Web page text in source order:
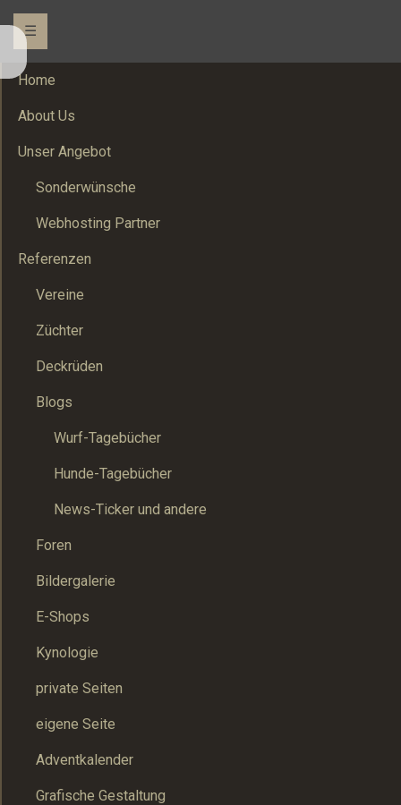
☰
Home
About Us
Unser Angebot
Sonderwünsche
Webhosting Partner
Referenzen
Vereine
Züchter
Deckrüden
Blogs
Wurf-Tagebücher
Hunde-Tagebücher
News-Ticker und andere
Foren
Bildergalerie
E-Shops
Kynologie
private Seiten
eigene Seite
Adventkalender
Grafische Gestaltung